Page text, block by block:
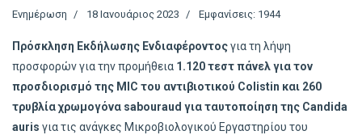
Ενημέρωση 18 Ιανουάριος 2023 Εμφανίσεις: 1944
Πρόσκληση Εκδήλωσης Ενδιαφέροντοςγια τη λήψη
προσφορών για την προμήθεια 1.120 τεστπάνελ για τον
προσδιορισμό της MIC του αντιβιοτικού Colistin και 260
τρυβλία χρωμογόνα sabouraud για ταυτοποίηση της Candida
auris για τις ανάγκες Μικροβιολογικού Εργαστηρίου του